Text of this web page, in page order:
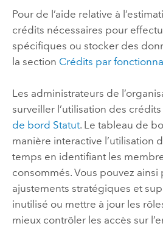
Pour de l’aide relative à
crédits nécessaires pour
spécifiques ou stocker des
la section Crédits par
Les administrateurs de
surveiller l’utilisation des crédits
de bord Statut. Le tableau de
manière interactive l’utilisation
temps en identifiant les
consommés. Vous pouvez
ajustements stratégiques et
inutilisé ou mettre à jour les
mieux contrôler les accès sur